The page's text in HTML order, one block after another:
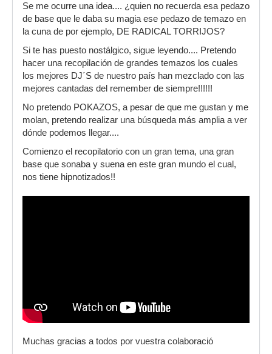
Se me ocurre una idea.... ¿quien no recuerda esa pedazo
de base que le daba su magia ese pedazo de temazo en
la cuna de por ejemplo, DE RADICAL TORRIJOS?
Si te has puesto nostálgico, sigue leyendo.... Pretendo
hacer una recopilación de grandes temazos los cuales
los mejores DJ´S de nuestro país han mezclado con las
mejores cantadas del remember de siempre!!!!!!
No pretendo POKAZOS, a pesar de que me gustan y me
molan, pretendo realizar una búsqueda más amplia a ver
dónde podemos llegar....
Comienzo el recopilatorio con un gran tema, una gran
base que sonaba y suena en este gran mundo el cual,
nos tiene hipnotizados!!
Muchas gracias a todos por vuestra colaboració